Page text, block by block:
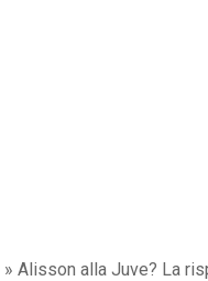
» Alisson alla Juve? La